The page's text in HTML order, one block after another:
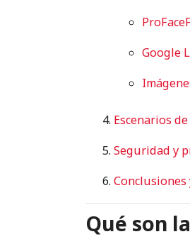
Google
Escenarios
Seguridad y
Conclusiones
Qué son